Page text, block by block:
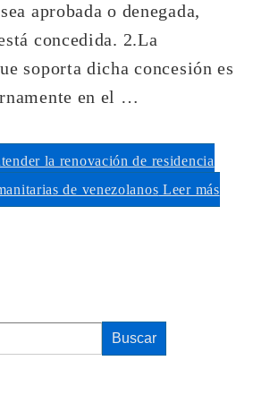
aprobada o denegada,
concedida. 2.La
soporta dicha concesión es
en el …
la renovación de residencia
de venezolanos Leer más
Buscar